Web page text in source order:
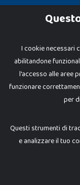
Cookie Policy
Dadi e Mattoncini è un
I prezzi e le promozioni
I cookie necessari
abilitandone
l'accesso alle aree
funzionare
per
Questi strumenti di
e analizzare il tuo